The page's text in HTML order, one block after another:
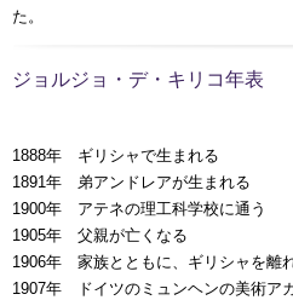
た。
ジョルジョ・デ・キリコ年表
1888年 ギリシャで生まれる
1891年 弟アンドレアが生まれる
1900年 アテネの理工科学校に通う
1905年 父親が亡くなる
1906年 家族とともに、ギリシャを離
1907年 ドイツのミュンヘンの美術ア